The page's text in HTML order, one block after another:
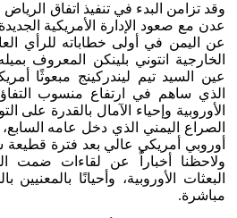
وقد تزامن البدء في تنفيذ اتفاق
عدن مع صعود الإدارة الأمريكية
عن اليمن في أولى خطاباته للرأي
الخارجية انتوني بلينكن المعروف
عين السيد تيم ليندركينج مبعوثًا
الذي ساهم في ارتفاع منسوب
الأوروبية وإحياء الآمال بالقدرة
الصراع اليمني الذي دخل عامه
أوروبي أمريكي عالي بعد فترة
ولاحظنا أخباراً عن لقاءات ضمت
البعثات الأوروبية، وأحيانًا
مباشرة.